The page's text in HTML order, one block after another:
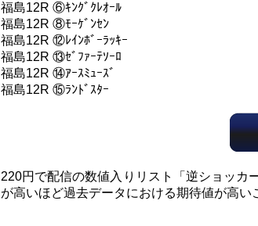
福島12R ⑥ｷﾝｸﾞｸﾚｵｰﾙ
福島12R ⑧ﾓｰｹﾞﾝｾﾝ
福島12R ⑫ﾚｲﾝﾎﾞｰﾗｯｷｰ
福島12R ⑬ｾﾞﾌｧｰﾃｿｰﾛ
福島12R ⑭ｱｰｽﾐｭｰｽﾞ
福島12R ⑮ﾗﾝﾄﾞｽﾀｰ
220円で配信の数値入りリスト「逆ショッカ
が高いほど過去データにおける期待値が高い